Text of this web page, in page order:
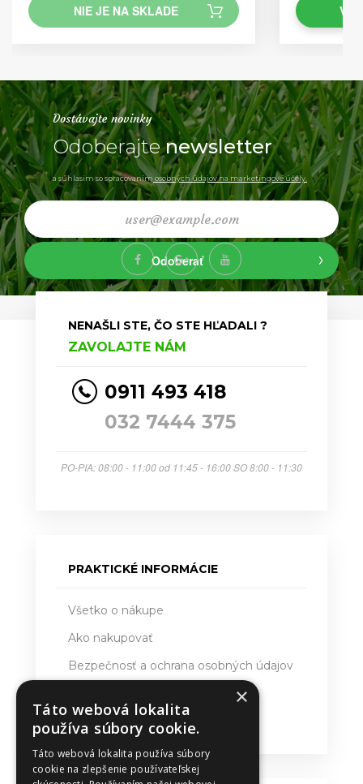
NIE JE NA SKLADE
Dostávajte novinky
Odoberajtenewsletter
a súhlasim so spracovaním osobných údajov na marketingové účely.
Odoberať
NENAŠLI STE, ČO STE HĽADALI ?
ZAVOLAJTE NÁM
0911 493 418
032 7444 375
PO-PIA: 08:00 - 11:00 od 11:45 - 16:00 SO 8:00 - 11:30
PRAKTICKÉ INFORMÁCIE
Všetko o nákupe
Ako nakupovať
Bezpečnosť a ochrana osobných údajov
Obchodné podmienky
×
Táto webová lokalita
používa súbory cookie.
Táto webová lokalita používa súbory
cookie na zlepšenie používateľskej